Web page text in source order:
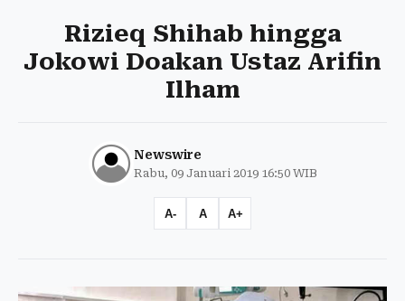
Rizieq Shihab hingga
Jokowi Doakan Ustaz Arifin
Ilham
Newswire
Rabu, 09 Januari 2019 16:50 WIB
A- A A+